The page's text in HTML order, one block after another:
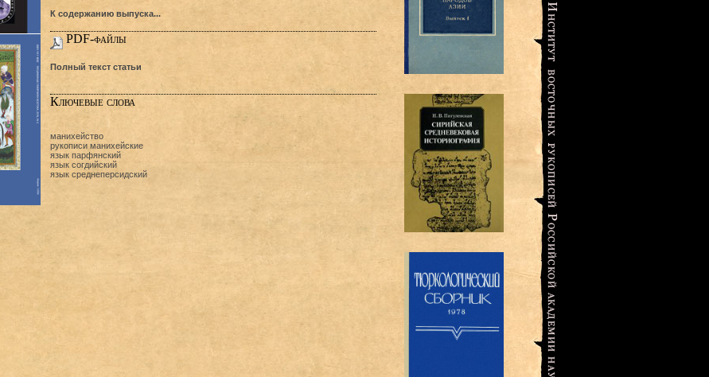
К содержанию выпуска...
PDF-файлы
Полный текст статьи
Ключевые слова
манихейство
рукописи манихейские
язык парфянский
язык согдийский
язык среднеперсидский